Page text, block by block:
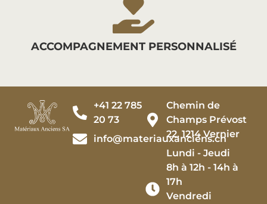
ACCOMPAGNEMENT PERSONNALISÉ
+41 22 785
20 73
info@materiauxanciens.ch
Chemin de
Champs Prévost
22, 1214 Vernier
Lundi - Jeudi
8h à 12h - 14h à
17h
Vendredi